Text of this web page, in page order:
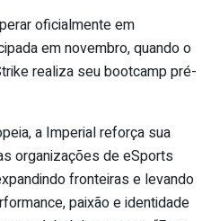
oficialmente em
em novembro, quando o
realiza seu bootcamp pré-
a Imperial reforça sua
organizações de eSports
fronteiras e levando
paixão e identidade